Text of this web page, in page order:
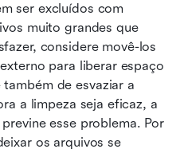
ser excluídos com
muito grandes que
considere movê-los
para liberar espaço
de esvaziar a
a limpeza seja eficaz, a
esse problema. Por
os arquivos se